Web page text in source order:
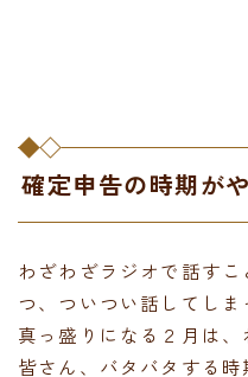
確定申告の時期が
わざわざラジオで話す
つ、ついつい話してし
真っ盛りになる２月は
皆さん、バタバタする